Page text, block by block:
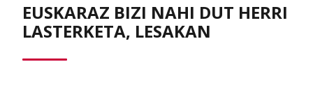
EUSKARAZ BIZI NAHI DUT HERRI
LASTERKETA, LESAKAN